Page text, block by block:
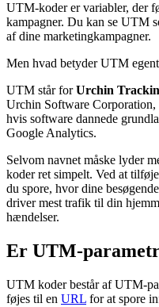
UTM-koder er variabler, der
kampagner. Du kan se UTM
af dine marketingkampagner.
Men hvad betyder UTM
UTM står forUrchin
Urchin Software
hvis software dannede
Google Analytics.
Selvom navnet måske lyder
koder ret simpelt. Ved at
du spore, hvor dine
driver mest trafik til din
hændelser.
Er UTM-
UTM koder består af UTM-
føjes til en URL for at spore